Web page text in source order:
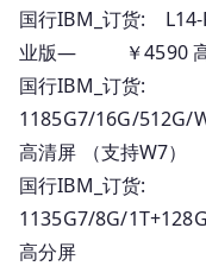
国行IBM_订货:
业版— ￥4590 高
国行IBM_订
1185G7/16G/
高清屏 （支持W7）
国行IBM_订
1135G7/8G/
高分屏